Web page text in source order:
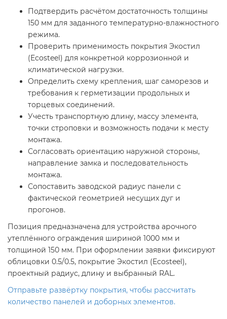
Подтвердить расчётом достаточность толщины
150 мм для заданного температурно-влажностного
режима.
Проверить применимость покрытия Экостил
(Ecosteel) для конкретной коррозионной и
климатической нагрузки.
Определить схему крепления, шаг саморезов и
требования к герметизации продольных и
торцевых соединений.
Учесть транспортную длину, массу элемента,
точки строповки и возможность подачи к месту
монтажа.
Согласовать ориентацию наружной стороны,
направление замка и последовательность
монтажа.
Сопоставить заводской радиус панели с
фактической геометрией несущих дуг и
прогонов.
Позиция предназначена для устройства арочного
утеплённого ограждения шириной 1000 мм и
толщиной 150 мм. При оформлении заявки фиксируют
облицовки 0.5/0.5, покрытие Экостил (Ecosteel),
проектный радиус, длину и выбранный RAL.
Отправьте развёртку покрытия, чтобы рассчитать
количество панелей и доборных элементов.